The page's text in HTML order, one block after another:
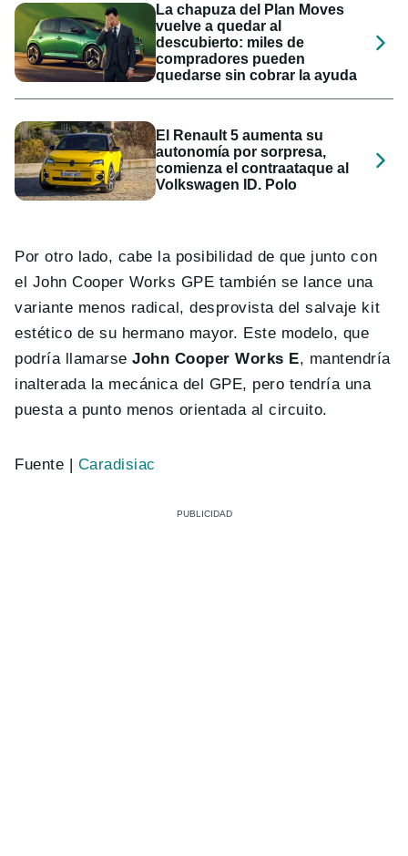
La chapuza del Plan Moves
vuelve a quedar al
descubierto: miles de
compradores pueden
quedarse sin cobrar la ayuda
El Renault 5 aumenta su
autonomía por sorpresa,
comienza el contraataque al
Volkswagen ID. Polo
Por otro lado, cabe la posibilidad de que junto con
el John Cooper Works GPE también se lance una
variante menos radical, desprovista del salvaje kit
estético de su hermano mayor. Este modelo, que
podría llamarseJohn Cooper Works E, mantendría
inalterada la mecánica del GPE, pero tendría una
puesta a punto menos orientada al circuito.
Fuente | Caradisiac